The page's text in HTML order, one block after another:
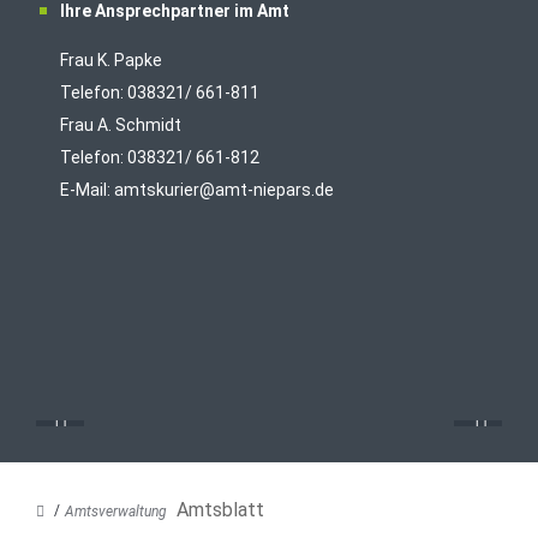
Ihre Ansprechpartner im Amt
Frau K. Papke
Telefon: 038321/ 661-811
Frau A. Schmidt
Telefon: 038321/ 661-812
E-Mail: amtskurier@amt-niepars.de
Amtsverwaltung Amtsblatt